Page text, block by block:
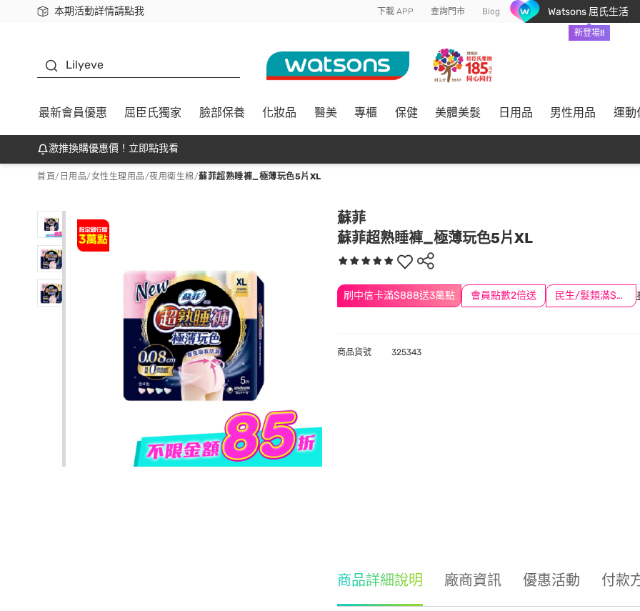
本期活動詳情請點我
下載app最高回饋$350 下載 APP 查詢門市 Blog Watsons 屈氏生活
新登場!!
Lilyeve
最新會員優惠 屈臣氏獨家 臉部保養 化妝品 醫美 專櫃 保健 美體美髮 日用品 男性用品 運動
激推換購優惠價！立即點我看
首頁/ 日用品/女性生理用品/夜用衛生棉/蘇菲超熟睡褲_極薄玩色5片XL
蘇菲
蘇菲超熟睡褲_極薄玩色5片XL
刷中信卡滿$888送3萬點 會員點數2倍送 民生/髮類滿$388送舒潔冰巾
商品貨號 325343
商品詳細說明 廠商資訊 優惠活動 付款